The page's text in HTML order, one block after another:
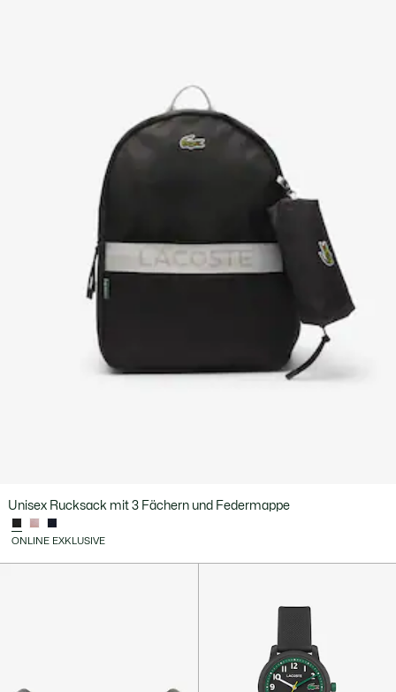
Unisex Rucksack mit 3 Fächern und Federmappe
ONLINE EXKLUSIVE